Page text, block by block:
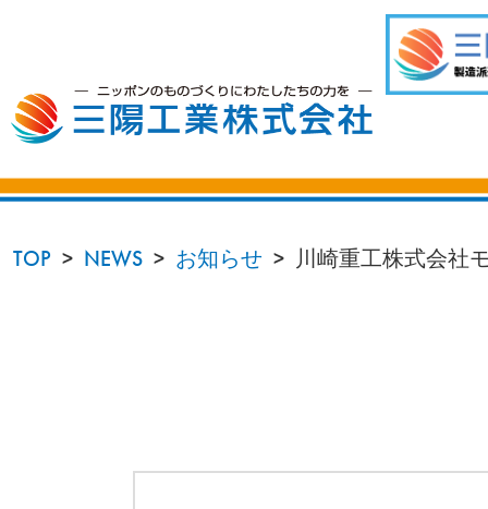
TOP NEWS お知らせ 川崎重工株式会社